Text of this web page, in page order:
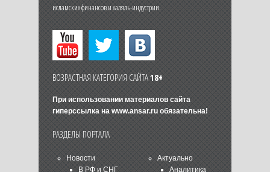
исламских финансов и халяль-индустрии.
ВОЗРАСТНАЯ КАТЕГОРИЯ САЙТА18+
При использовании материалов сайта
гиперссылка на www.ansar.ruобязательна!
РАЗДЕЛЫ ПОРТАЛА
Новости
В РФ и СНГ
Актуально
Аналитика